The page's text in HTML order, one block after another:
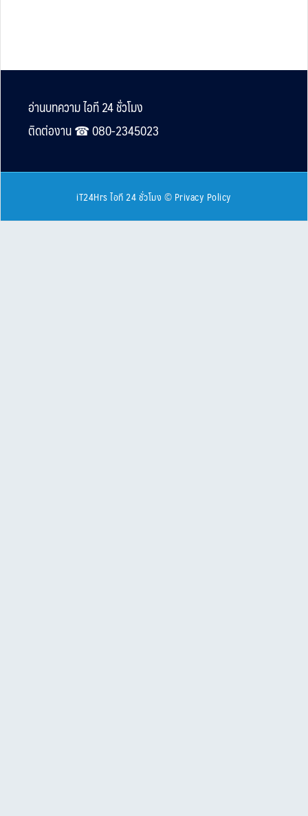
Footer
อ่านบทความ ไอที 24 ชั่วโมง
ติดต่องาน ☎︎ 080-2345023
iT24Hrs ไอที 24 ชั่วโมง © Privacy Policy